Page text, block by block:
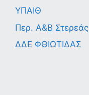
ΥΠΑΙΘ
Περ. A&B Στερεάς
ΔΔΕ ΦΘΙΩΤΙΔΑΣ